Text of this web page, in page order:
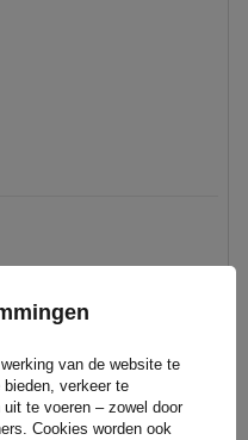
van de website te
verkeer te
te voeren – zowel door
Cookies worden ook